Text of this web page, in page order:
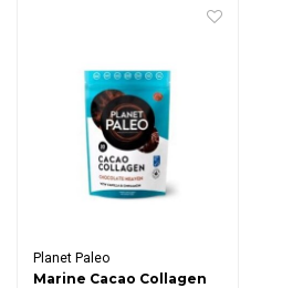
Planet Paleo
Marine Cacao Collagen